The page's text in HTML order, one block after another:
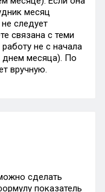
месяц
следует
связана с теми
не с начала
днем месяца). По
вручную.
сделать
показатель